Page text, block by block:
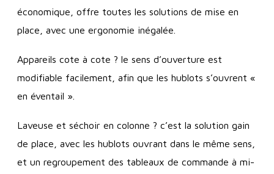
économique, offre toutes les solutions de mise en
place, avec une ergonomie inégalée.
Appareils cote à cote ? le sens d’ouverture est
modifiable facilement, afin que les hublots s’ouvrent «
en éventail ».
Laveuse et séchoir en colonne ? c’est la solution gain
de place, avec les hublots ouvrant dans le même sens,
et un regroupement des tableaux de commande à mi-